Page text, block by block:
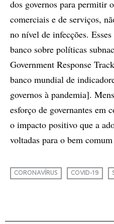
dos governos para permitir
comerciais e de serviços,
no nível de infecções.
banco sobre políticas
Government Response
banco mundial de
governos à pandemia].
esforço de governantes em
o impacto positivo que a
voltadas para o bem
CORONAVÍRUS COVID-19